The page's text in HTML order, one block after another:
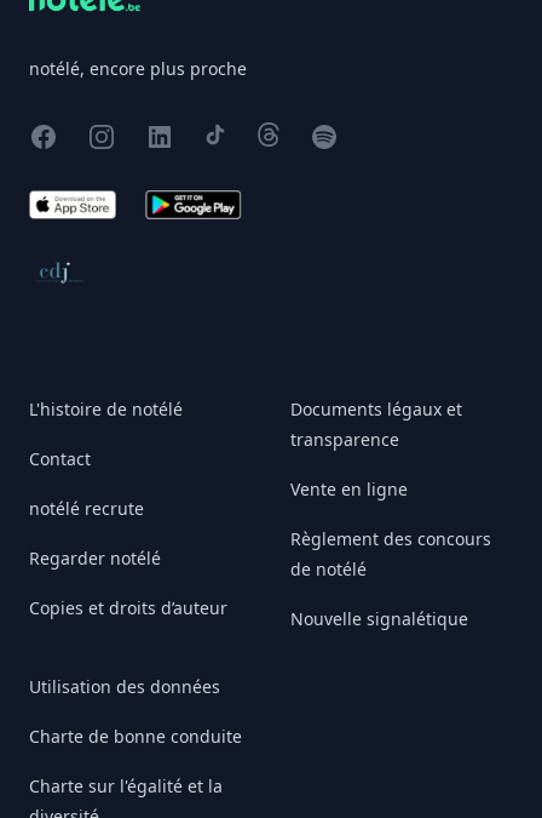
notélé, encore plus proche
FacebookInstagram
X TikTokThreadsSpotify
App Store Google Play
Conseil de déontologie journalistique
L'histoire de notélé
Contact
notélé recrute
Regarder notélé
Copies et droits d’auteur
Utilisation des données
Charte de bonne conduite
Charte sur l'égalité et la
Documents légaux et
transparence
Vente en ligne
Règlement des concours
de notélé
Nouvelle signalétique